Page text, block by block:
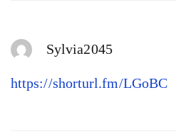
Sylvia2045
https://shorturl.fm/LGoBC